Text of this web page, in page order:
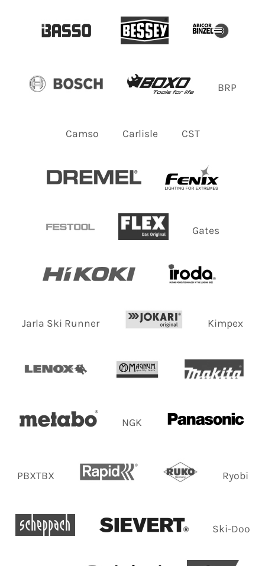
BRP
Camso Carlisle CST
Gates
Jarla Ski Runner Kimpex
NGK
PBXTBX Ryobi
Ski-Doo